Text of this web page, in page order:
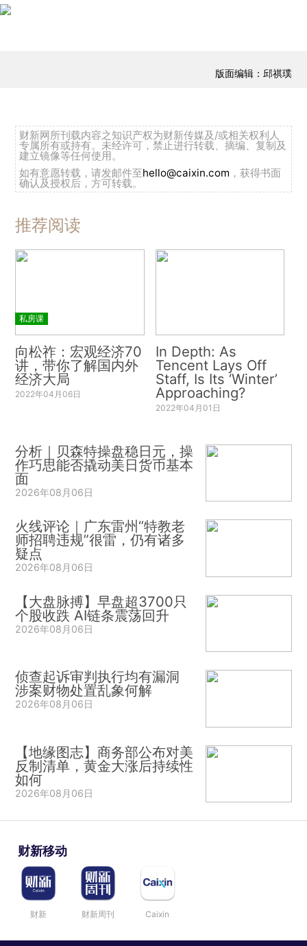
版面编辑：邱祺璞
财新网所刊载内容之知识产权为财新传媒及/或相关权利人
专属所有或持有。未经许可，禁止进行转载、摘编、复制及
建立镜像等任何使用。
如有意愿转载，请发邮件至hello@caixin.com ，获得书面
确认及授权后，方可转载。
推荐阅读
私房课
向松祚：宏观经济70
讲，带你了解国内外
经济大局
2022年04月06日
In Depth: As
Tencent Lays Off
Staff, Is Its ‘Winter’
Approaching?
2022年04月01日
分析｜贝森特操盘稳日元，操
作巧思能否撬动美日货币基本
面
2026年08月06日
火线评论｜广东雷州“特教老
师招聘违规”很雷，仍有诸多
疑点
2026年08月06日
【大盘脉搏】早盘超3700只
个股收跌 AI链条震荡回升
2026年08月06日
侦查起诉审判执行均有漏洞
涉案财物处置乱象何解
2026年08月06日
【地缘图志】商务部公布对美
反制清单，黄金大涨后持续性
如何
2026年08月06日
财新移动
财新 财新周刊 Caixin